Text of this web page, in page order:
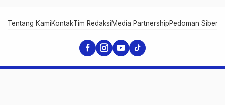
Tentang KamiKontakTim RedaksiMedia PartnershipPedoman Siber